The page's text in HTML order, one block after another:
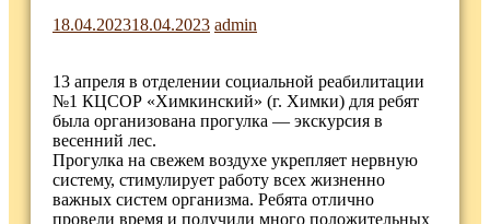
18.04.202318.04.2023 admin
13 апреля в отделении социальной реабилитации
№1 КЦСОР «Химкинский» (г. Химки) для ребят
была организована прогулка — экскурсия в
весенний лес.
Прогулка на свежем воздухе укрепляет нервную
систему, стимулирует работу всех жизненно
важных систем организма. Ребята отлично
провели время и получили много положительных